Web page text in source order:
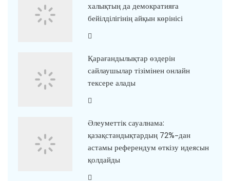
халықтың да демократияға
бейілділігінің айқын көрінісі
Қарағандылықтар өздерін
сайлаушылар тізімінен онлайн
тексере алады
Әлеуметтік сауалнама:
қазақстандықтардың 72%-дан
астамы референдум өткізу идеясын
қолдайды